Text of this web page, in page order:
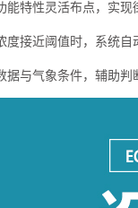
能特性灵活布点，实现
度接近阈值时，系统
据与气象条件，辅助判